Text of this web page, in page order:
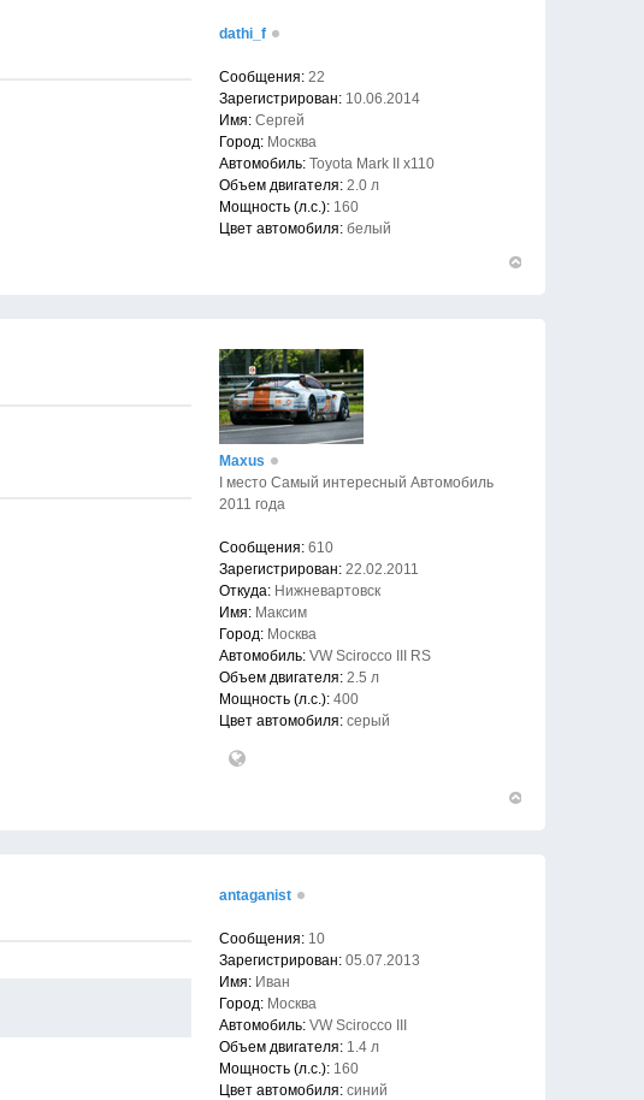
dathi_f
Сообщения: 22
Зарегистрирован: 10.06.2014
Имя: Сергей
Город: Москва
Автомобиль: Toyota Mark II x110
Объем двигателя: 2.0 л
Мощность (л.с.): 160
Цвет автомобиля: белый
Maxus
I место Самый интересный Автомобиль
2011 года
Сообщения: 610
Зарегистрирован: 22.02.2011
Откуда: Нижневартовск
Имя: Максим
Город: Москва
Автомобиль: VW Scirocco III RS
Объем двигателя: 2.5 л
Мощность (л.с.): 400
Цвет автомобиля: серый
antaganist
Сообщения: 10
Зарегистрирован: 05.07.2013
Имя: Иван
Город: Москва
Автомобиль: VW Scirocco III
Объем двигателя: 1.4 л
Мощность (л.с.): 160
Цвет автомобиля: синий